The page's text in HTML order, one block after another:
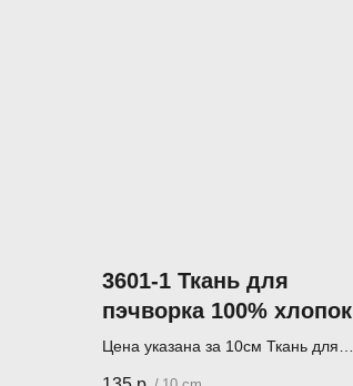
3601-1 Ткань для
пэчворка 100% хлопок
110 см JulidoQuilt
Цена указана за 10см Ткань для